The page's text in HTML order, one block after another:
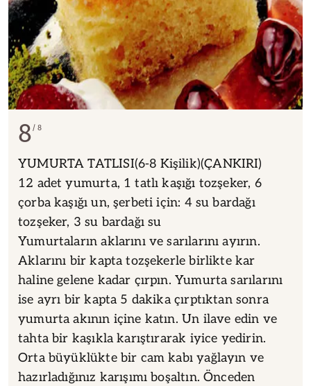
8 8
YUMURTA TATLISI(6-8 Kişilik)(ÇANKIRI)
12 adet yumurta, 1 tatlı kaşığı tozşeker, 6
çorba kaşığı un, şerbeti için: 4 su bardağı
tozşeker, 3 su bardağı su
Yumurtaların aklarını ve sarılarını ayırın.
Aklarını bir kapta tozşekerle birlikte kar
haline gelene kadar çırpın. Yumurta sarılarını
ise ayrı bir kapta 5 dakika çırptıktan sonra
yumurta akının içine katın. Un ilave edin ve
tahta bir kaşıkla karıştırarak iyice yedirin.
Orta büyüklükte bir cam kabı yağlayın ve
hazırladığınız karışımı boşaltın. Önceden